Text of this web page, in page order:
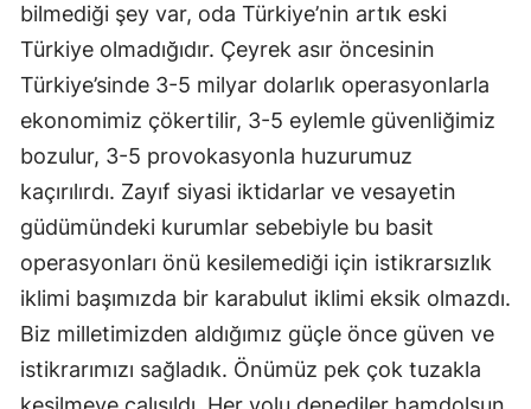
bilmediği şey var, oda Türkiye’nin artık eski
Türkiye olmadığıdır. Çeyrek asır öncesinin
Türkiye’sinde 3-5 milyar dolarlık operasyonlarla
ekonomimiz çökertilir, 3-5 eylemle güvenliğimiz
bozulur, 3-5 provokasyonla huzurumuz
kaçırılırdı. Zayıf siyasi iktidarlar ve vesayetin
güdümündeki kurumlar sebebiyle bu basit
operasyonları önü kesilemediği için istikrarsızlık
iklimi başımızda bir karabulut iklimi eksik olmazdı.
Biz milletimizden aldığımız güçle önce güven ve
istikrarımızı sağladık. Önümüz pek çok tuzakla